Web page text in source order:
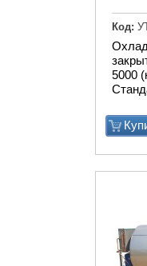
5000
Код: